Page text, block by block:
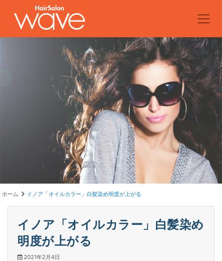
ホーム イノア「オイルカラー」白髪染め明度が上がる
イノア「オイルカラー」白髪染め
明度が上がる
2021年2月4日